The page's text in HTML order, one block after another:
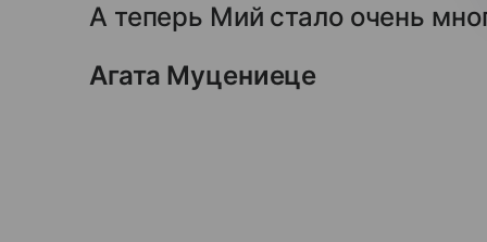
А теперь Мий стало очень
Агата Муцениеце